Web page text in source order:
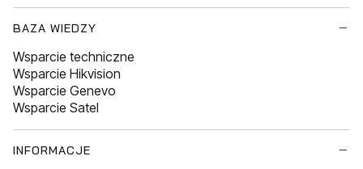
BAZA WIEDZY
Wsparcie techniczne
Wsparcie Hikvision
Wsparcie Genevo
Wsparcie Satel
INFORMACJE